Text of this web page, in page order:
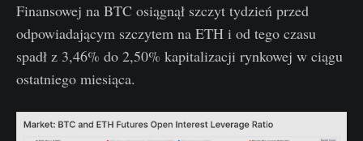
Finansowej na BTC osiągnął szczyt tydzień przed
odpowiadającym szczytem na ETH i od tego czasu
spadł z 3,46% do 2,50% kapitalizacji rynkowej w ciągu
ostatniego miesiąca.